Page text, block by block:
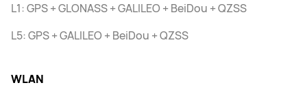
L1: GPS + GLONASS + GALILEO + BeiDou + QZSS
L5: GPS + GALILEO + BeiDou + QZSS
WLAN